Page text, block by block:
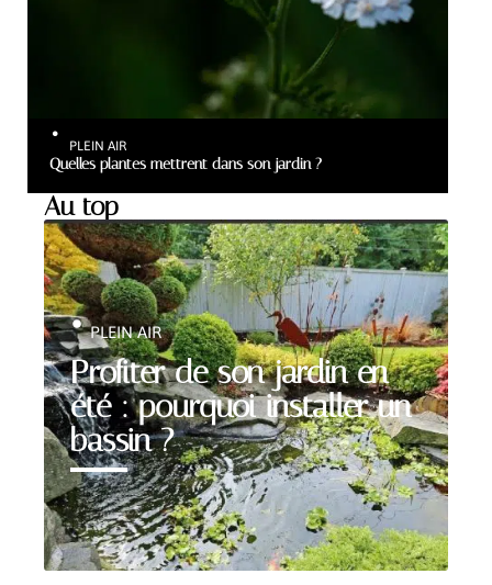
PLEIN AIR
Quelles plantes mettrent dans son jardin ?
Au top
Profiter de son jardin en
été : pourquoi installer un
bassin ?
PLEIN AIR